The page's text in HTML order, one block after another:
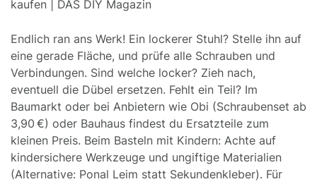
kaufen | DAS DIY Magazin
Endlich ran ans Werk! Ein lockerer Stuhl? Stelle ihn auf
eine gerade Fläche, und prüfe alle Schrauben und
Verbindungen. Sind welche locker? Zieh nach,
eventuell die Dübel ersetzen. Fehlt ein Teil? Im
Baumarkt oder bei Anbietern wie Obi (Schraubenset ab
3,90 €) oder Bauhaus findest du Ersatzteile zum
kleinen Preis. Beim Basteln mit Kindern: Achte auf
kindersichere Werkzeuge und ungiftige Materialien
(Alternative: Ponal Leim statt Sekundenkleber). Für